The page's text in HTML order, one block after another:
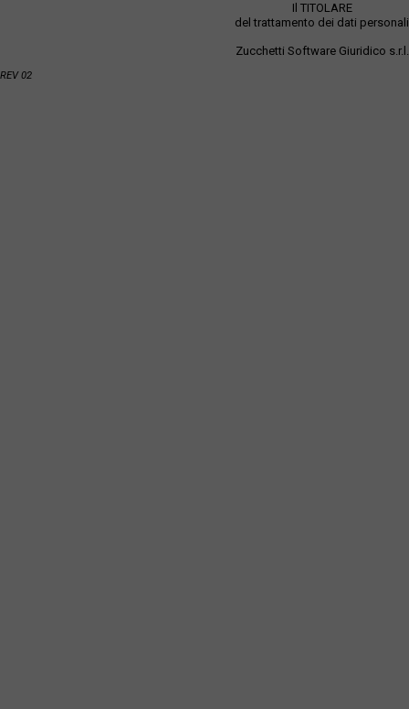
Il TITOLARE
del trattamento dei dati personali
Zucchetti Software Giuridico s.r.l.
REV 02